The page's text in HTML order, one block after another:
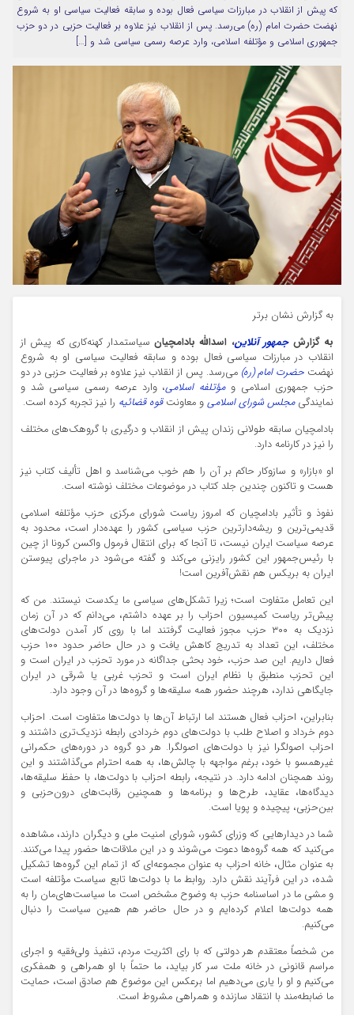
مرا به خاطر بسپار
Forget Password
که پیش از انقلاب در مبارزات سیاسی فعال بوده و سابقه فعالیت سیاسی او به شروع
نهضت حضرت امام (ره) می‌رسد. پس از انقلاب نیز علاوه بر فعالیت حزبی در دو حزب
جمهوری اسلامی و مؤتلفه اسلامی، وارد عرصه رسمی سیاسی شد و […]
به گزارش نشان برتر
به گزارشجمهور آنلاین، اسدالله بادامچیان سیاستمدار کهنه‌کاری که پیش از
انقلاب در مبارزات سیاسی فعال بوده و سابقه فعالیت سیاسی او به شروع
نهضت حضرت امام (ره) می‌رسد. پس از انقلاب نیز علاوه بر فعالیت حزبی در دو
حزب جمهوری اسلامی ومؤتلفه اسلامی، وارد عرصه رسمی سیاسی شد و
نمایندگیمجلس شورای اسلامی و معاونتقوه قضائیه را نیز تجربه کرده است.
بادامچیان سابقه طولانی زندان پیش از انقلاب و درگیری با گروهک‌های مختلف
را نیز در کارنامه دارد.
او «بازار» و سازوکار حاکم بر آن را هم خوب می‌شناسد و اهل تألیف کتاب نیز
هست و تاکنون چندین جلد کتاب در موضوعات مختلف نوشته است.
نفوذ و تأثیر بادامچیان که امروز ریاست شورای مرکزی حزب مؤتلفه اسلامی
قدیمی‌ترین و ریشه‌دارترین حزب سیاسی کشور را عهده‌دار است، محدود به
عرصه سیاست ایران نیست، تا آنجا که برای انتقال فرمول واکسن کرونا از چین
با رئیس‌جمهور این کشور رایزنی می‌کند و گفته می‌شود در ماجرای پیوستن
ایران به بریکس هم نقش‌آفرین است!
این تعامل متفاوت است؛ زیرا تشکل‌های سیاسی ما یکدست نیستند. من که
پیش‌تر ریاست کمیسیون احزاب را بر عهده داشتم، می‌دانم که در آن زمان
نزدیک به ۳۰۰ حزب مجوز فعالیت گرفتند اما با روی کار آمدن دولت‌های
مختلف، این تعداد به تدریج کاهش یافت و در حال حاضر حدود ۱۰۰ حزب
فعال داریم. این صد حزب، خود بحثی جداگانه در مورد تحزب در ایران است و
این تحزب منطبق با نظام ایران است و تحزب غربی یا شرقی در ایران
جایگاهی ندارد، هرچند حضور همه سلیقه‌ها و گروه‌ها در آن وجود دارد.
بنابراین، احزاب فعال هستند اما ارتباط آن‌ها با دولت‌ها متفاوت است. احزاب
دوم خرداد و اصلاح طلب با دولت‌های دوم خردادی رابطه نزدیک‌تری داشتند و
احزاب اصولگرا نیز با دولت‌های اصولگرا. هر دو گروه در دوره‌های حکمرانی
غیرهمسو با خود، برغم مواجهه با چالش‌ها، به همه احترام می‌گذاشتند و این
روند همچنان ادامه دارد. در نتیجه، رابطه احزاب با دولت‌ها، با حفظ سلیقه‌ها،
دیدگاه‌ها، عقاید، طرح‌ها و برنامه‌ها و همچنین رقابت‌های درون‌حزبی و
بین‌حزبی، پیچیده و پویا است.
شما در دیدارهایی که وزرای کشور، شورای امنیت ملی و دیگران دارند، مشاهده
می‌کنید که همه گروه‌ها دعوت می‌شوند و در این ملاقات‌ها حضور پیدا می‌کنند.
به عنوان مثال، خانه احزاب به عنوان مجموعه‌ای که از تمام این گروه‌ها تشکیل
شده، در این فرآیند نقش دارد. روابط ما با دولت‌ها تابع سیاست مؤتلفه است
و مشی ما در اساسنامه‌ حزب به وضوح مشخص است ما سیاست‌های‌مان را به
همه دولت‌ها اعلام کرده‌ایم و در حال حاضر هم همین سیاست را دنبال
می‌کنیم.
من شخصاً معتقدم هر دولتی که با رای اکثریت مردم، تنفیذ ولی‌فقیه و اجرای
مراسم قانونی در خانه ملت سر کار بیاید، ما حتماً با او همراهی و همفکری
می‌کنیم و او را یاری می‌دهیم اما برعکس این موضوع هم صادق است، حمایت
ما ضابطه‌مند با انتقاد سازنده و همراهی مشروط است.